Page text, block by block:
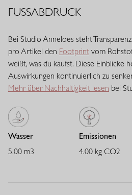
kaum knittert und lange schön bleibt.
raffinierte mittlere Stoffdicke und
sich angenehm, verleiht ausreichend
seine Passform. Eine vielseitige
Ausstrahlung.
FUSSABDRUCK
Bei Studio Anneloes steht
pro Artikel den Footprint vom
weißt, was du kaufst. Diese Einblicke
Auswirkungen kontinuierlich zu
Mehr über Nachhaltigkeit lesen bei
Wasser
5.00 m3
Emissionen
4.00 kg CO2